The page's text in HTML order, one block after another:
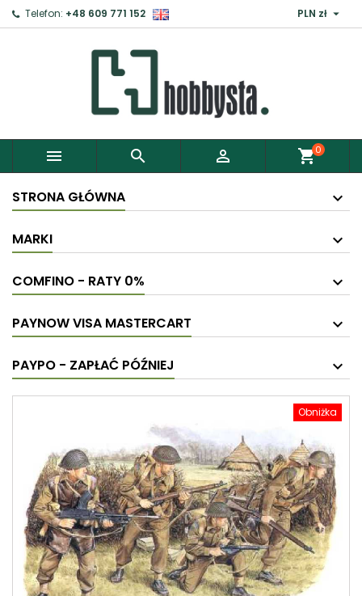
Telefon: +48 609 771 152 PLN zł 
   shopping_cart0
STRONA GŁÓWNA
MARKI
COMFINO - RATY 0%
PAYNOW VISA MASTERCART
PAYPO - ZAPŁAĆ PÓŹNIEJ
Obniżka